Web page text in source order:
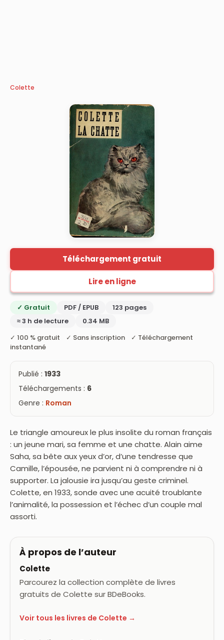
Colette
Téléchargement gratuit
Lire en ligne
✓ Gratuit PDF / EPUB
123 pages
≈ 3 h de lecture
0.34 MB
✓ 100 % gratuit ✓ Sans inscription ✓ Téléchargement
instantané
Publié : 1933
Téléchargements : 6
Genre : Roman
Le triangle amoureux le plus insolite du roman français
: un jeune mari, sa femme et une chatte. Alain aime
Saha, sa bête aux yeux d’or, d’une tendresse que
Camille, l’épousée, ne parvient ni à comprendre ni à
supporter. La jalousie ira jusqu’au geste criminel.
Colette, en 1933, sonde avec une acuité troublante
l’animalité, la possession et l’échec d’un couple mal
assorti.
À propos de l’auteur
Colette
Parcourez la collection complète de livres
gratuits de Colette sur BDeBooks.
Voir tous les livres de Colette →